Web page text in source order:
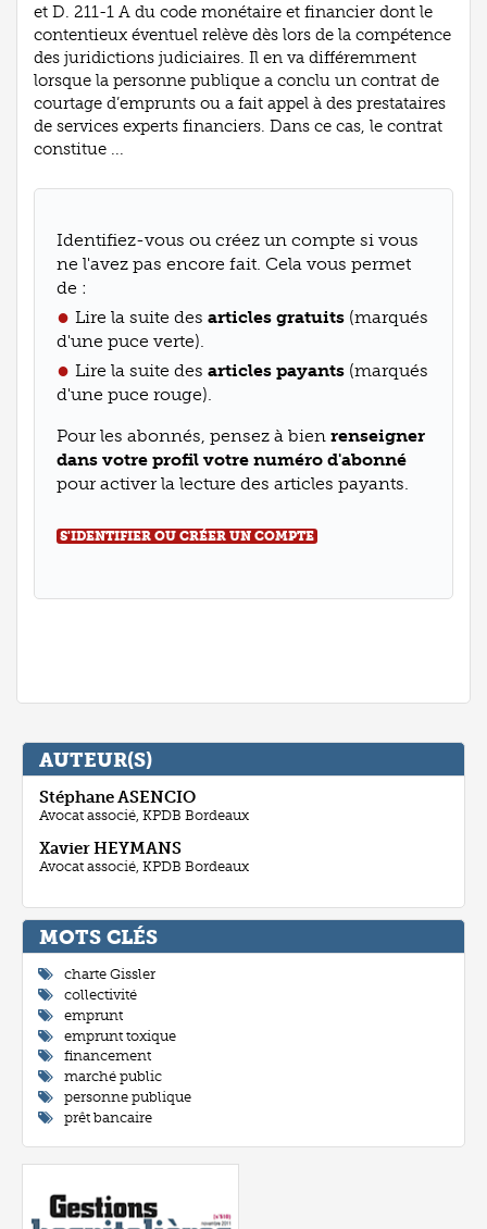
et D. 211-1 A du code monétaire et financier dont le
contentieux éventuel relève dès lors de la compétence
des juridictions judiciaires. Il en va différemment
lorsque la personne publique a conclu un contrat de
courtage d’emprunts ou a fait appel à des prestataires
de services experts financiers. Dans ce cas, le contrat
constitue ...
Identifiez-vous ou créez un compte si vous
ne l'avez pas encore fait. Cela vous permet
de :
Lire la suite des articles gratuits (marqués
d'une puce verte).
Lire la suite des articles payants (marqués
d'une puce rouge).
Pour les abonnés, pensez à bien renseigner
dans votre profil votre numéro d'abonné
pour activer la lecture des articles payants.
S'IDENTIFIER OU CRÉER UN COMPTE
AUTEUR(S)
StéphaneASENCIO
Avocat associé, KPDB Bordeaux
XavierHEYMANS
Avocat associé, KPDB Bordeaux
MOTS CLÉ
charte Gissler
collectivité
emprunt
emprunt toxique
financement
marché public
personne publique
prêt bancaire